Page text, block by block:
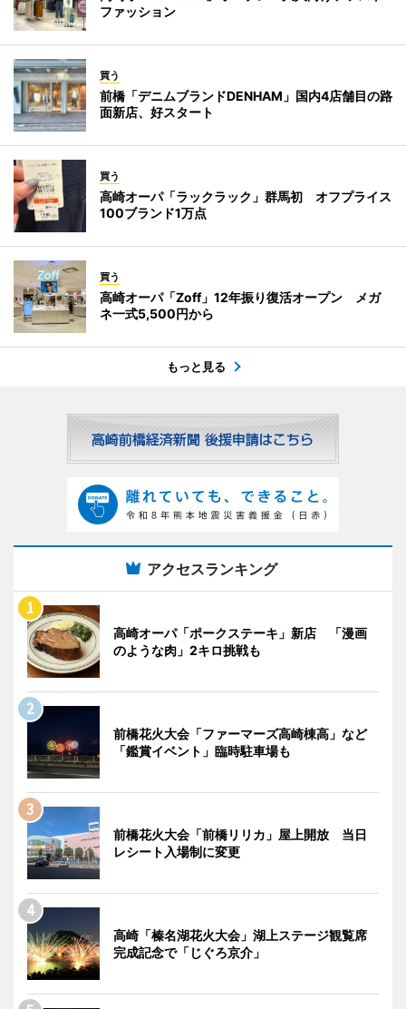
ファッション
買う
前橋「デニムブランドDENHAM」国内4店舗目の路
面新店、好スタート
買う
高崎オーパ「ラックラック」群馬初 オフプライス
100ブランド1万点
買う
高崎オーパ「Zoff」12年振り復活オープン メガ
ネ一式5,500円から
もっと見る
アクセスランキング
高崎オーパ「ポークステーキ」新店 「漫画
のような肉」2キロ挑戦も
前橋花火大会「ファーマーズ高崎棟高」など
「鑑賞イベント」臨時駐車場も
前橋花火大会「前橋リリカ」屋上開放 当日
レシート入場制に変更
高崎「榛名湖花火大会」湖上ステージ観覧席
完成記念で「じぐろ京介」